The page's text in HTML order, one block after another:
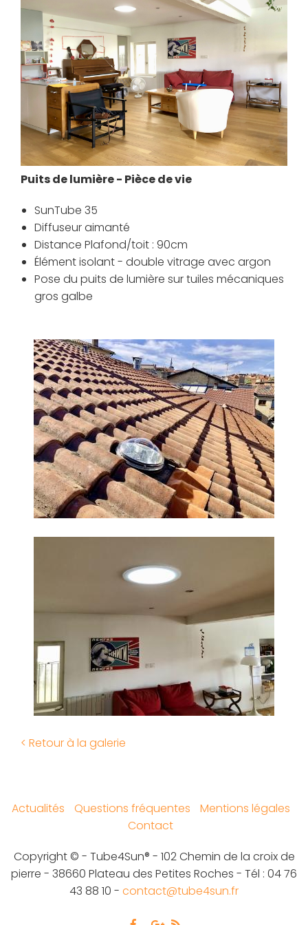
Puits de lumière - Pièce de vie
SunTube 35
Diffuseur aimanté
Distance Plafond/toit : 90cm
Élément isolant - double vitrage avec argon
Pose du puits de lumière sur tuiles mécaniques
gros galbe
< Retour à la galerie
Actualités Questions fréquentes
Mentions légales
Contact
Copyright © - Tube4Sun® - 102 Chemin de la croix de
pierre - 38660 Plateau des Petites Roches - Tél : 04 76
43 88 10 - contact@tube4sun.fr